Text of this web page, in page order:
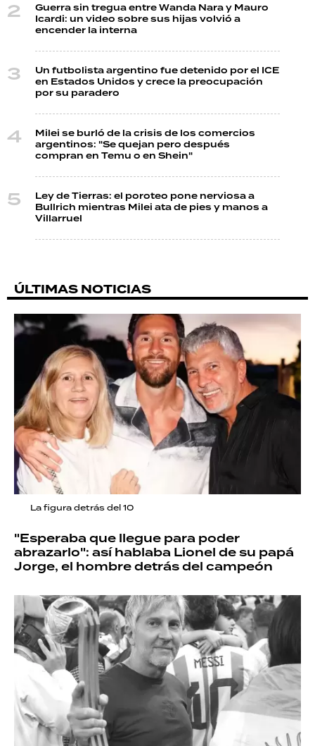
Guerra sin tregua entre Wanda Nara y Mauro
Icardi: un video sobre sus hijas volvió a
encender la interna
Un futbolista argentino fue detenido por el ICE
en Estados Unidos y crece la preocupación
por su paradero
Milei se burló de la crisis de los comercios
argentinos: "Se quejan pero después
compran en Temu o en Shein"
Ley de Tierras: el poroteo pone nerviosa a
Bullrich mientras Milei ata de pies y manos a
Villarruel
ÚLTIMAS NOTICIAS
La figura detrás del 10
"Esperaba que llegue para poder
abrazarlo": así hablaba Lionel de su papá
Jorge, el hombre detrás del campeón